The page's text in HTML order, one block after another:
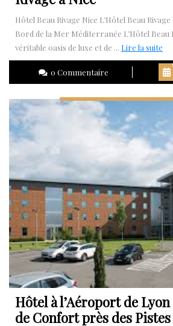
Hôtel Beau Rivage Nice L’Hôtel Beau Rivage
Bord de la Mer Méditerranée L’Hôtel Beau
véritable oasis de luxe et de ... Lire la suite
la
0 Commentaire
Hôtel à l’Aéroport de
de Confort près des Pistes